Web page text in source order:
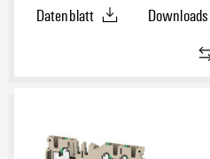
Datenblatt
Downloads